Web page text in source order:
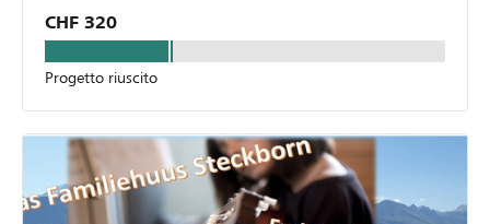
CHF 320
Progetto riuscito